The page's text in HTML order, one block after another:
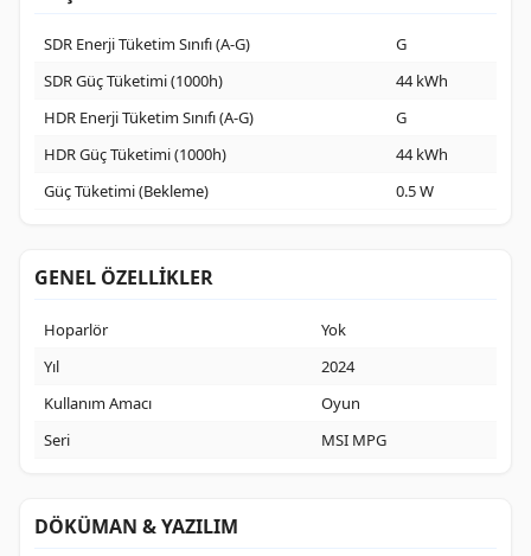
SDR Enerji Tüketim Sınıfı (A-G)
G
SDR Güç Tüketimi (1000h)
44 kWh
HDR Enerji Tüketim Sınıfı (A-G)
G
HDR Güç Tüketimi (1000h)
44 kWh
Güç Tüketimi (Bekleme)
0.5 W
GENEL ÖZELLİKLER
Hoparlör
Yok
Yıl
2024
Kullanım Amacı
Oyun
Seri
MSI MPG
DÖKÜMAN & YAZILIM